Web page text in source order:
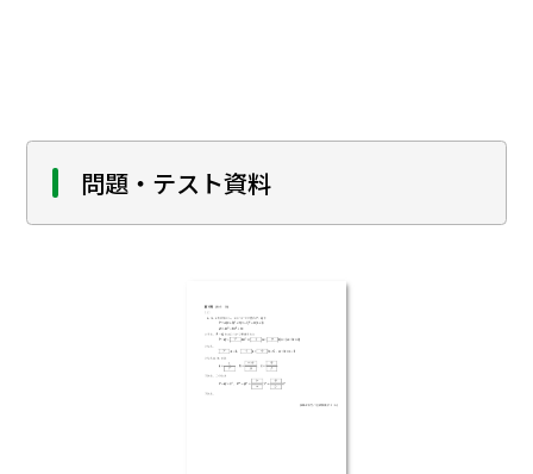
リカの教科書では原理は同じだが少し違う
方法・名称を使っていることを発見した。
問題・テスト資料